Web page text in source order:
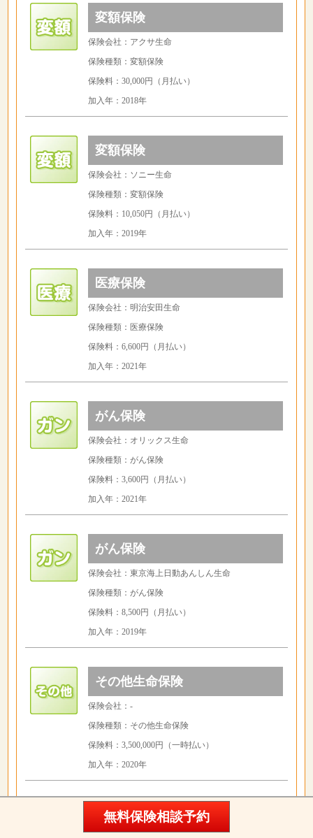
変額保険
保険会社：アクサ生命
保険種類：変額保険
保険料：30,000円（月払い）
加入年：2018年
変額保険
保険会社：ソニー生命
保険種類：変額保険
保険料：10,050円（月払い）
加入年：2019年
医療保険
保険会社：明治安田生命
保険種類：医療保険
保険料：6,600円（月払い）
加入年：2021年
がん保険
保険会社：オリックス生命
保険種類：がん保険
保険料：3,600円（月払い）
加入年：2021年
がん保険
保険会社：東京海上日動あんしん生命
保険種類：がん保険
保険料：8,500円（月払い）
加入年：2019年
その他生命保険
保険会社：-
保険種類：その他生命保険
保険料：3,500,000円（一時払い）
加入年：2020年
外貨建て保険
無料保険相談予約